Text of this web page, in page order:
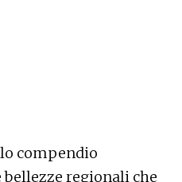
compendio
bellezze regionali che